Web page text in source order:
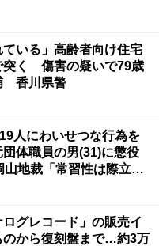
ている」高齢者向け住宅
突く 傷害の疑いで79歳
香川県警
人にわいせつな行為を
体職員の男(31)に懲役
地裁「常習性は際立っ
非常に重い」
グレコード」の販売イ
から復刻盤まで…約3万